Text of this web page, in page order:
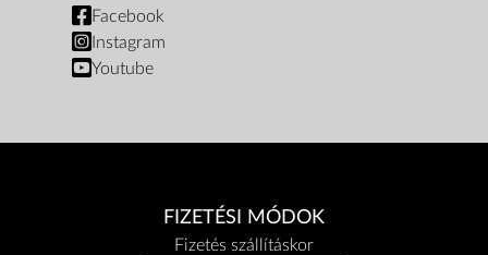
Facebook
Instagram
Youtube
FIZETÉSI MÓDOK
Fizetés szállításkor